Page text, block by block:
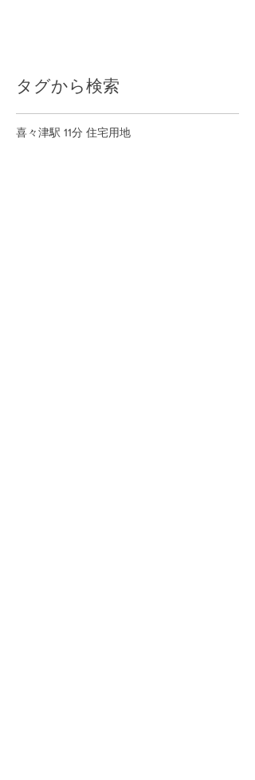
タグから検索
喜々津駅 11分 住宅用地